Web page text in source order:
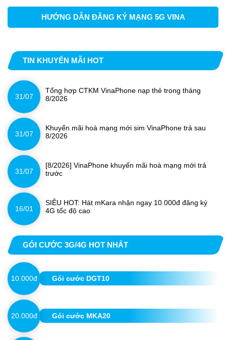
HƯỚNG DẪN ĐĂNG KÝ MẠNG 5G VINA
TIN KHUYẾN MÃI HOT
31/07
Tổng hợp CTKM VinaPhone nạp thẻ trong tháng
8/2026
31/07
Khuyến mãi hoà mạng mới sim VinaPhone trả sau
8/2026
31/07
[8/2026] VinaPhone khuyến mãi hoà mạng mới trả
trước
16/01
SIÊU HOT: Hát mKara nhận ngay 10.000đ đăng ký
4G tốc độ cao
GÓI CƯỚC 3G/4G HOT NHẤT
10.000đ Gói cước DGT10
20.000đ Gói cước MKA20